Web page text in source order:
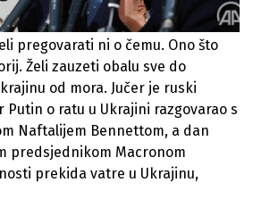
pregovarati ni o čemu. Ono što
Želi zauzeti obalu sve do
od mora. Jučer je ruski
o ratu u Ukrajini razgovarao s
Naftalijem Bennettom, a dan
predsjednikom Macronom
prekida vatre u Ukrajinu,